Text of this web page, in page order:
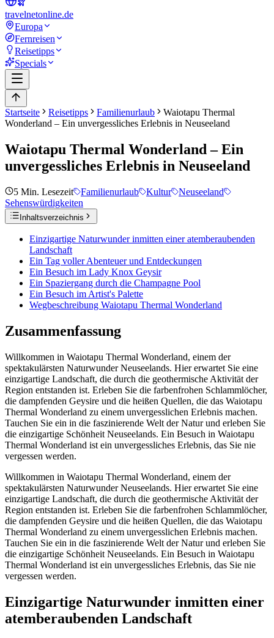
travelnetonline.de
Europa
Fernreisen
Reisetipps
Specials
Startseite Reisetipps Familienurlaub
Waiotapu Thermal
Wonderland – Ein unvergessliches Erlebnis in Neuseeland
Waiotapu Thermal Wonderland – Ein
unvergessliches Erlebnis in Neuseeland
5 Min. Lesezeit Familienurlaub Kultur
Neuseeland
Sehenswürdigkeiten
Inhaltsverzeichnis
Einzigartige Naturwunder inmitten einer atemberaubenden
Landschaft
Ein Tag voller Abenteuer und Entdeckungen
Ein Besuch im Lady Knox Geysir
Ein Spaziergang durch die Champagne Pool
Ein Besuch im Artist's Palette
Wegbeschreibung Waiotapu Thermal Wonderland
Zusammenfassung
Willkommen in Waiotapu Thermal Wonderland, einem der
spektakulärsten Naturwunder Neuseelands. Hier erwartet Sie eine
einzigartige Landschaft, die durch die geothermische Aktivität der
Region entstanden ist. Erleben Sie die farbenfrohen Schlammlöcher,
die dampfenden Geysire und die heißen Quellen, die das Waiotapu
Thermal Wonderland zu einem unvergesslichen Erlebnis machen.
Tauchen Sie ein in die faszinierende Welt der Natur und erleben Sie
die einzigartige Schönheit Neuseelands. Ein Besuch in Waiotapu
Thermal Wonderland ist ein unvergessliches Erlebnis, das Sie nie
vergessen werden.
Willkommen in Waiotapu Thermal Wonderland, einem der
spektakulärsten Naturwunder Neuseelands. Hier erwartet Sie eine
einzigartige Landschaft, die durch die geothermische Aktivität der
Region entstanden ist. Erleben Sie die farbenfrohen Schlammlöcher,
die dampfenden Geysire und die heißen Quellen, die das Waiotapu
Thermal Wonderland zu einem unvergesslichen Erlebnis machen.
Tauchen Sie ein in die faszinierende Welt der Natur und erleben Sie
die einzigartige Schönheit Neuseelands. Ein Besuch in Waiotapu
Thermal Wonderland ist ein unvergessliches Erlebnis, das Sie nie
vergessen werden.
Einzigartige Naturwunder inmitten einer
atemberaubenden Landschaft